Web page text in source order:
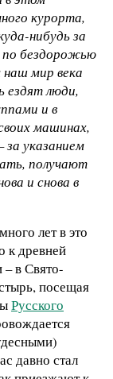
курорта,
нибудь за
по бездорожью
мир века
ездят люди,
и в
машинах,
указанием
получают
и снова в
лет в это
к древней
в Свято-
посещая
Русского
давно стал